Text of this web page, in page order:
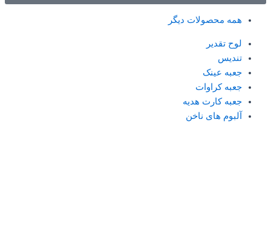
همه محصولات دیگر
لوح تقدیر
تندیس
جعبه عینک
جعبه کراوات
جعبه کارت هدیه
آلبوم های ناخن